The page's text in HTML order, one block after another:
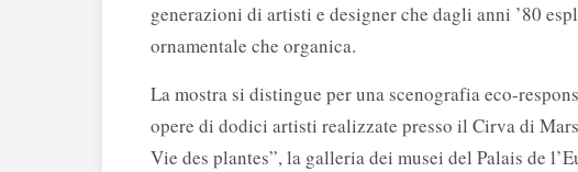
generazioni di artisti e designer che dagli anni ’80
ornamentale che organica.
La mostra si distingue per una scenografia eco-
opere di dodici artisti realizzate presso il Cirva di
Vie des plantes”, la galleria dei musei del Palais de